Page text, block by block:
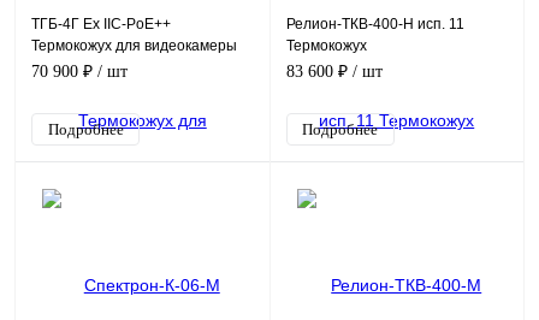
ТГБ-4Г Ex IIC-PoE++
Термокожух для видеокамеры
взрывозащищенный
70 900 ₽ / шт
Подробнее
Релион-ТКВ-400-Н исп. 11
Термокожух
взрывозащищенный
83 600 ₽ / шт
Подробнее